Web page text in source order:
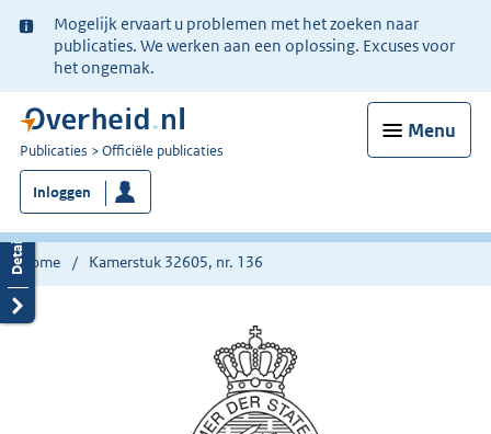
Ter
informatie:
Mogelijk ervaart u problemen met het zoeken naar
publicaties. We werken aan een oplossing. Excuses voor
het ongemak.
Menu
U
bent
nu
hier:
Publicaties Officiële publicaties
Inloggen
Home Kamerstuk 32605, nr. 136